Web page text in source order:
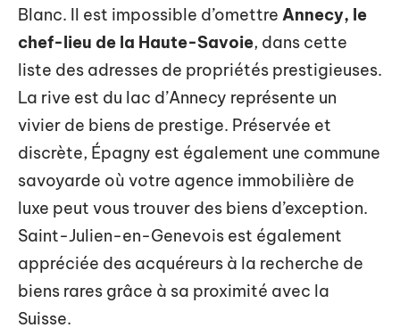
Blanc. Il est impossible d’omettre Annecy, le
chef-lieu de la Haute-Savoie, dans cette
liste des adresses de propriétés prestigieuses.
La rive est du lac d’Annecy représente un
vivier de biens de prestige. Préservée et
discrète, Épagny est également une commune
savoyarde où votre agence immobilière de
luxe peut vous trouver des biens d’exception.
Saint-Julien-en-Genevois est également
appréciée des acquéreurs à la recherche de
biens rares grâce à sa proximité avec la
Suisse.